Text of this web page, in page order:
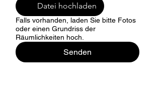
Datei hochladen
Falls vorhanden, laden Sie bitte Fotos
oder einen Grundriss der
Räumlichkeiten hoch.
Senden